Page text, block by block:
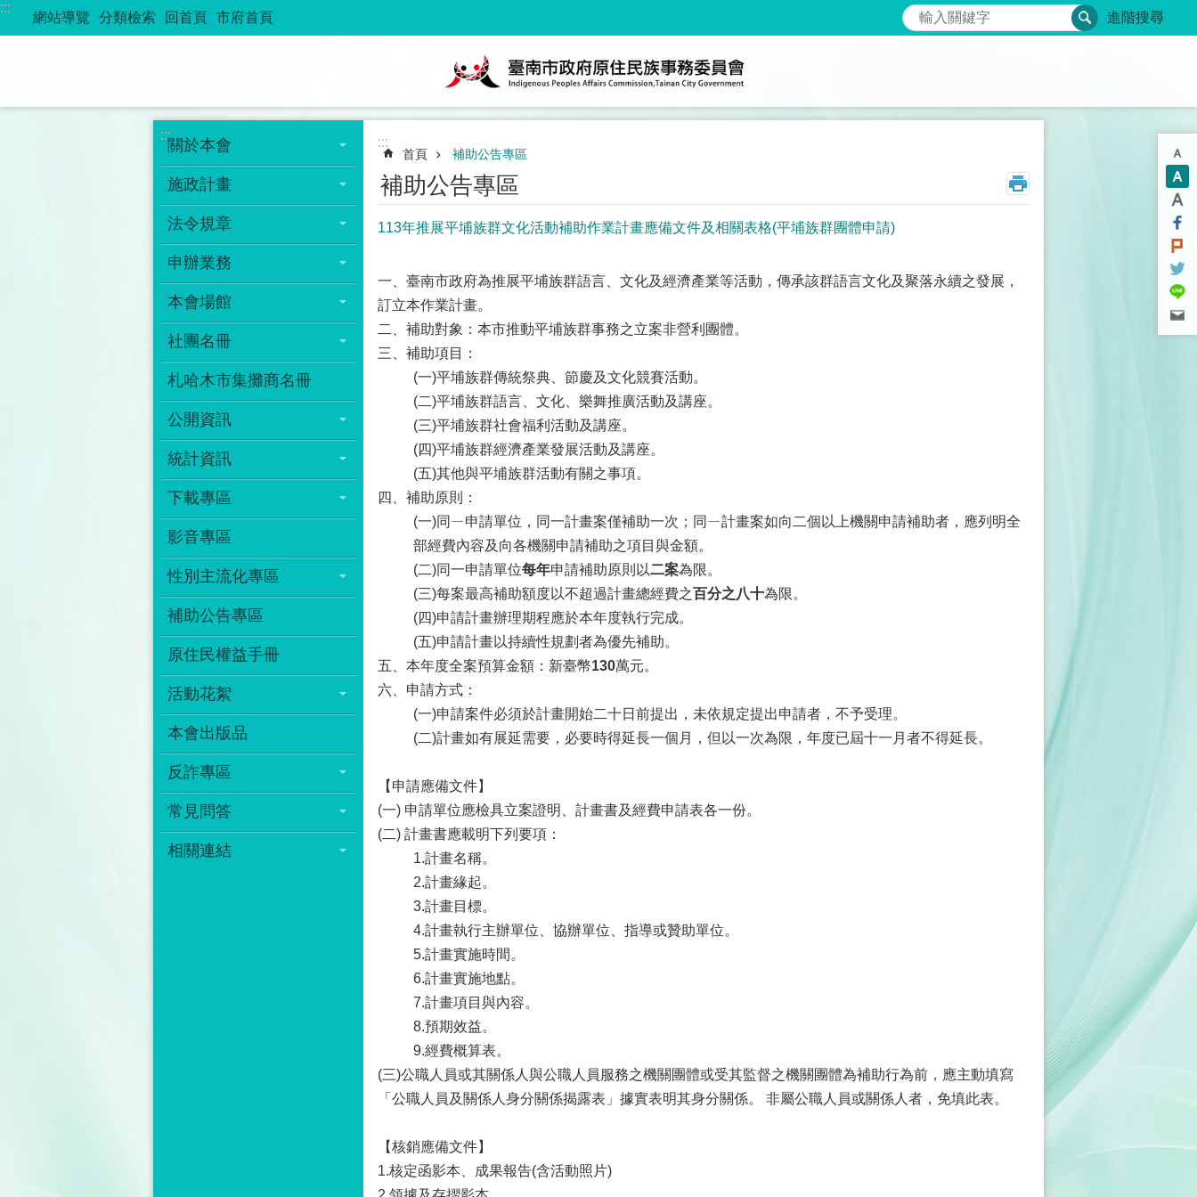
跳到主要內容區塊
:::
網站導覽 分類檢索 回首頁 市府首頁 搜尋 進階搜尋
:::
關於本會
施政計畫
法令規章
申辦業務
本會場館
社團名冊
札哈木市集攤商名冊
公開資訊
統計資訊
下載專區
影音專區
性別主流化專區
補助公告專區
原住民權益手冊
活動花絮
本會出版品
反詐專區
常見問答
相關連結
:::
首頁 補助公告專區
補助公告專區
113年推展平埔族群文化活動補助作業計畫應備文件及相關表格(平埔族群團體申請)
一、臺南市政府為推展平埔族群語言、文化及經濟產業等活動，傳承該群語言文化及聚落永續之發展，
訂立本作業計畫。
二、補助對象：本市推動平埔族群事務之立案非營利團體。
三、補助項目：
(一)平埔族群傳統祭典、節慶及文化競賽活動。
(二)平埔族群語言、文化、樂舞推廣活動及講座。
(三)平埔族群社會福利活動及講座。
(四)平埔族群經濟產業發展活動及講座。
(五)其他與平埔族群活動有關之事項。
四、補助原則：
(一)同ㄧ申請單位，同一計畫案僅補助一次；同ㄧ計畫案如向二個以上機關申請補助者，應列明全
部經費內容及向各機關申請補助之項目與金額。
(二)同一申請單位每年申請補助原則以二案為限。
(三)每案最高補助額度以不超過計畫總經費之百分之八十為限。
(四)申請計畫辦理期程應於本年度執行完成。
(五)申請計畫以持續性規劃者為優先補助。
五、本年度全案預算金額：新臺幣130萬元。
六、申請方式：
(一)申請案件必須於計畫開始二十日前提出，未依規定提出申請者，不予受理。
(二)計畫如有展延需要，必要時得延長一個月，但以一次為限，年度已屆十一月者不得延長。
【申請應備文件】
(一) 申請單位應檢具立案證明、計畫書及經費申請表各一份。
(二) 計畫書應載明下列要項：
1.計畫名稱。
2.計畫緣起。
3.計畫目標。
4.計畫執行主辦單位、協辦單位、指導或贊助單位。
5.計畫實施時間。
6.計畫實施地點。
7.計畫項目與內容。
8.預期效益。
9.經費概算表。
(三)公職人員或其關係人與公職人員服務之機關團體或受其監督之機關團體為補助行為前，應主動填寫
「公職人員及關係人身分關係揭露表」據實表明其身分關係。 非屬公職人員或關係人者，免填此表。
【核銷應備文件】
1.核定函影本、成果報告(含活動照片)